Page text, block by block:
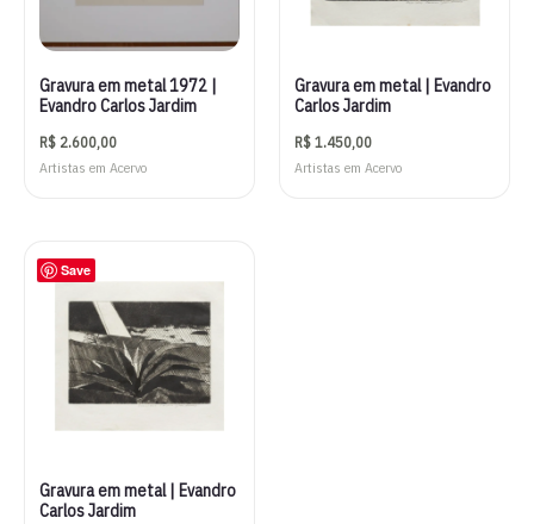
Gravura em metal 1972 |
Evandro Carlos Jardim
R$ 2.600,00
Artistas em Acervo
Gravura em metal | Evandro
Carlos Jardim
R$1.450,00
Artistas em Acervo
Save
Gravura em metal | Evandro
Carlos Jardim